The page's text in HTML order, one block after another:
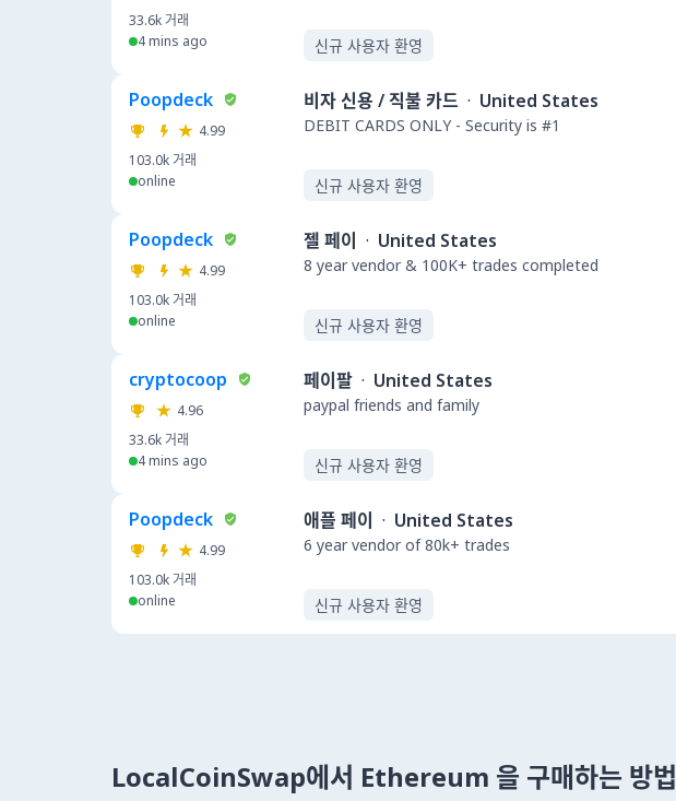
33.6k 거래
4 mins ago
신규 사용자 환영
Poopdeck
4.99
103.0k 거래
online
비자 신용 / 직불 카드 · United States
DEBIT CARDS ONLY - Security is #1
신규 사용자 환영
Poopdeck
4.99
103.0k 거래
online
젤 페이 · United States
8 year vendor & 100K+ trades completed
신규 사용자 환영
cryptocoop
4.96
33.6k 거래
4 mins ago
페이팔 · United States
paypal friends and family
신규 사용자 환영
Poopdeck
4.99
103.0k 거래
online
애플 페이 · United States
6 year vendor of 80k+ trades
신규 사용자 환영
LocalCoinSwap에서 Ethereum 을 구매하는 방법